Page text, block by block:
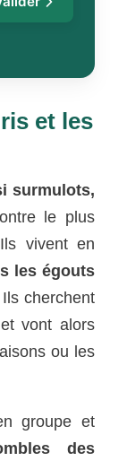
et les
surmulots,
le plus
vivent en
les égouts
Ils cherchent
vont alors
ou les
groupe et
des